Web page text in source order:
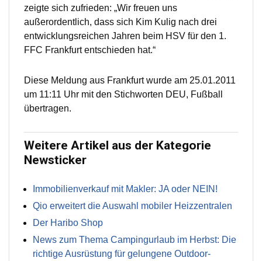
zeigte sich zufrieden: „Wir freuen uns
außerordentlich, dass sich Kim Kulig nach drei
entwicklungsreichen Jahren beim HSV für den 1.
FFC Frankfurt entschieden hat.“
Diese Meldung aus Frankfurt wurde am 25.01.2011
um 11:11 Uhr mit den Stichworten DEU, Fußball
übertragen.
Weitere Artikel aus der Kategorie
Newsticker
Immobilienverkauf mit Makler: JA oder NEIN!
Qio erweitert die Auswahl mobiler Heizzentralen
Der Haribo Shop
News zum Thema Campingurlaub im Herbst: Die
richtige Ausrüstung für gelungene Outdoor-